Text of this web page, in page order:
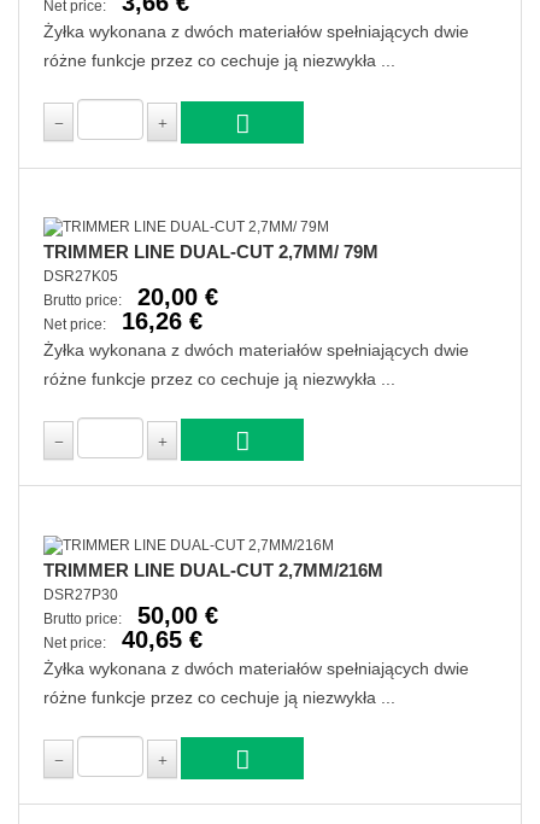
Net price:
Żyłka wykonana z dwóch materiałów spełniających dwie
różne funkcje przez co cechuje ją niezwykła ...
TRIMMER LINE DUAL-CUT 2,7MM/ 79M
DSR27K05
Brutto price:
20,00 €
Net price: 16,26 €
Żyłka wykonana z dwóch materiałów spełniających dwie
różne funkcje przez co cechuje ją niezwykła ...
TRIMMER LINE DUAL-CUT 2,7MM/216M
DSR27P30
Brutto price:
50,00 €
Net price: 40,65 €
Żyłka wykonana z dwóch materiałów spełniających dwie
różne funkcje przez co cechuje ją niezwykła ...